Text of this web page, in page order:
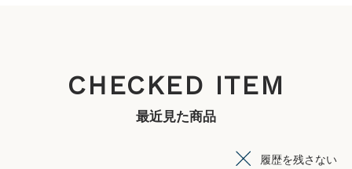
CHECKED ITEM
最近見た商品
履歴を残さない